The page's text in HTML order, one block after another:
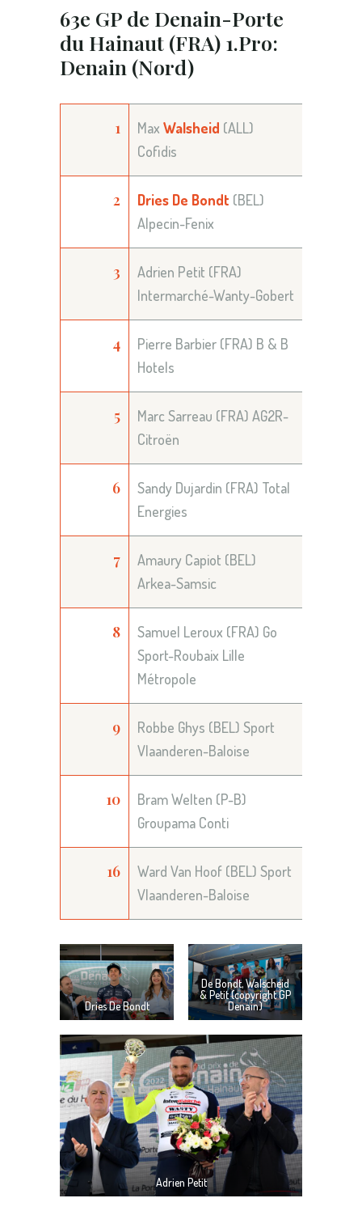
63e GP de Denain-Porte
du Hainaut (FRA) 1.Pro:
Denain (Nord)
1 Max Walsheid (ALL)
Cofidis
2 Dries De Bondt (BEL)
Alpecin-Fenix
3
Adrien Petit (FRA)
Intermarché-Wanty-Gobert
4
Pierre Barbier (FRA) B & B
Hotels
5
Marc Sarreau (FRA) AG2R-
Citroën
6
Sandy Dujardin (FRA) Total
Energies
7
Amaury Capiot (BEL)
Arkea-Samsic
8
Samuel Leroux (FRA) Go
Sport-Roubaix Lille
Métropole
9
Robbe Ghys (BEL) Sport
Vlaanderen-Baloise
10
Bram Welten (P-B)
Groupama Conti
16
Ward Van Hoof (BEL) Sport
Vlaanderen-Baloise
Dries De Bondt
De Bondt, Walscheid
& Petit (copyright GP
Denain)
Adrien Petit